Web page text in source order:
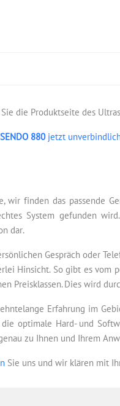
die Produktseite des
880jetzt
wir finden das passende
System gefunden
dar.
Gespräch oder
Hinsicht. So gibt es vom
Preisklassen. Dies wird
Erfahrung im
optimale Hard- und
zu Ihnen und Ihrem
Sie uns und wir klären mit